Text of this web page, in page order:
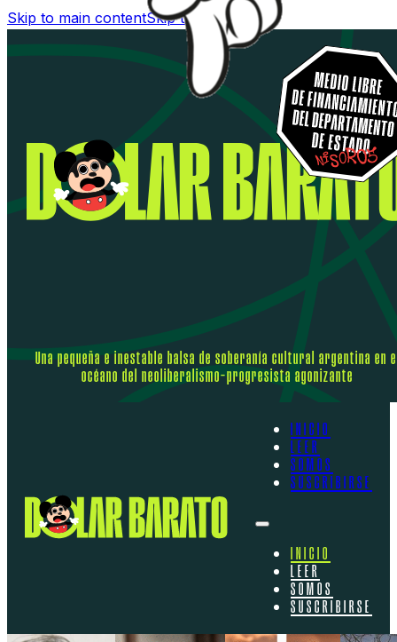
Skip to main contentSkip to footer
Una pequeña e inestable balsa de soberanía cultural argentina en
océano del neoliberalismo-progresista agonizante
INICIO
LEER
SOMOS
SUSCRIBIRSE
INICIO
LEER
SOMOS
SUSCRIBIRSE